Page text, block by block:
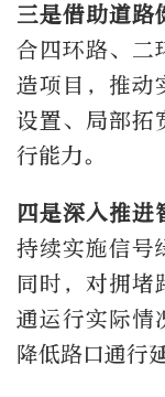
三是借助道路
合四环路、二
造项目，推动
设置、局部拓
行能力。
四是深入推进
持续实施信号
同时，对拥堵
通运行实际情
降低路口通行